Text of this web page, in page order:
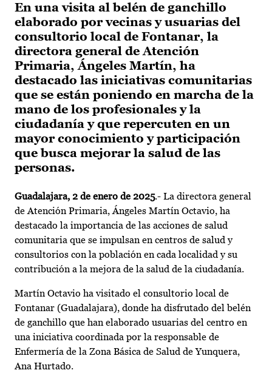
En una visita al belén de ganchillo
elaborado por vecinas y usuarias del
consultorio local de Fontanar, la
directora general de Atención
Primaria, Ángeles Martín, ha
destacado las iniciativas comunitarias
que se están poniendo en marcha de la
mano de los profesionales y la
ciudadanía y que repercuten en un
mayor conocimiento y participación
que busca mejorar la salud de las
personas.
Guadalajara, 2 de enero de 2025.- La directora general
de Atención Primaria, Ángeles Martín Octavio, ha
destacado la importancia de las acciones de salud
comunitaria que se impulsan en centros de salud y
consultorios con la población en cada localidad y su
contribución a la mejora de la salud de la ciudadanía.
Martín Octavio ha visitado el consultorio local de
Fontanar (Guadalajara), donde ha disfrutado del belén
de ganchillo que han elaborado usuarias del centro en
una iniciativa coordinada por la responsable de
Enfermería de la Zona Básica de Salud de Yunquera,
Ana Hurtado.